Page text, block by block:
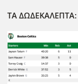
ΤΑ ΔΩΔΕΚΑΛΕΠΤΑ: